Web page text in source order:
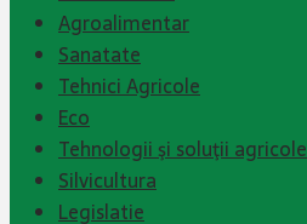
Agroalimentar
Sanatate
Tehnici Agricole
Eco
Tehnologii şi soluţii agricole
Silvicultura
Legislatie